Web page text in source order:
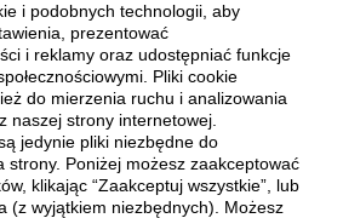
zł
zł
174,50 zł
Cena regularna:349,00 zł
Najniższa cena:191,95 zł
do koszyka
i podobnych technologii, aby
prezentować
i reklamy oraz udostępniać funkcje
Pliki cookie
do mierzenia ruchu i analizowania
naszej strony internetowej.
jedynie pliki niezbędne do
strony. Poniżej możesz zaakceptować
klikając “Zaakceptuj wszystkie”, lub
(z wyjątkiem niezbędnych). Możesz